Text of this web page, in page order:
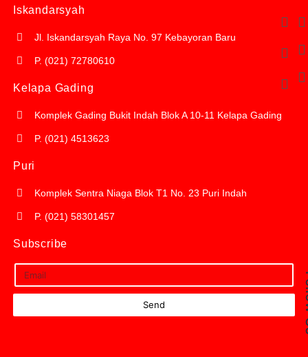
Iskandarsyah
Jl. Iskandarsyah Raya No. 97 Kebayoran Baru
P. (021) 72780610
Kelapa Gading
Komplek Gading Bukit Indah Blok A 10-11 Kelapa Gading
P. (021) 4513623
Puri
Komplek Sentra Niaga Blok T1 No. 23 Puri Indah
P. (021) 58301457
Subscribe
Send